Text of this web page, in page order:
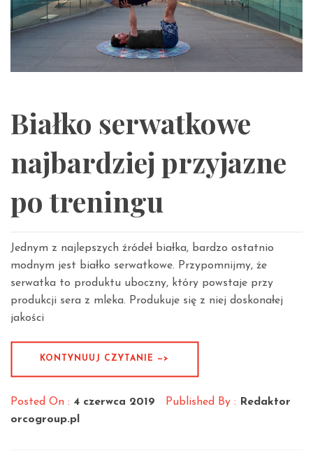
Białko serwatkowe
najbardziej przyjazne
po treningu
Jednym z najlepszych źródeł białka, bardzo ostatnio
modnym jest białko serwatkowe. Przypomnijmy, że
serwatka to produktu uboczny, który powstaje przy
produkcji sera z mleka. Produkuje się z niej doskonałej
jakości
KONTYNUUJ CZYTANIE —>
Posted On : 4 czerwca 2019 Published By : Redaktor
orcogroup.pl